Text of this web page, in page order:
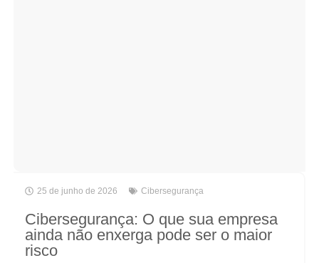
25 de junho de 2026 Cibersegurança
Cibersegurança: O que sua empresa
ainda não enxerga pode ser o maior
risco